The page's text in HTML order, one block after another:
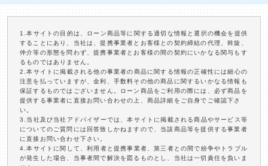
1.本サイトの目的は、ローン商品等に関する適切な情報と選択の機会を提供
することにあり、当社は、提携事業者とお客様との契約締結の代理、斡旋、
仲介等の形態を問わず、提携事業者とお客様の間の契約にいかなる関与もす
るものではありません。
2.本サイトに掲載される他の事業者の商品に関する情報の正確性には細心の
注意を払っていますが、金利、手数料その他の商品に関するいかなる情報も
保証するものではございません。ローン商品をご利用の際には、必ず商品を
提供する事業者に直接お問い合わせの上、商品詳細をご自身でご確認下さ
い。
3.当社及び当社アドバイザーでは、本サイトに掲載される商品やサービス等
についてのご質問には回答致しかねますので、当該商品等を提供する事業者
に直接お問い合わせ下さい。
4.本サイトに関して、利用者と提携事業者、第三者との間で紛争やトラブル
が発生した場合、当事者間で解決を図るものとし、当社は一切責任を負いま